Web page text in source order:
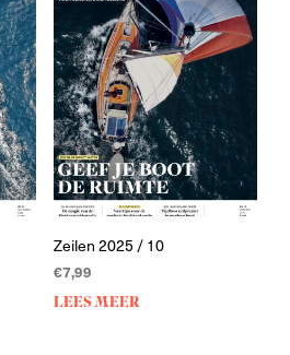
Zeilen 2025 / 10
€7,99
LEES MEER